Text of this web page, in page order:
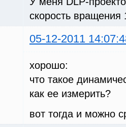
скорость вращения
05-12-2011
хорошо:
что такое
как ее измерить?
вот тогда и можно